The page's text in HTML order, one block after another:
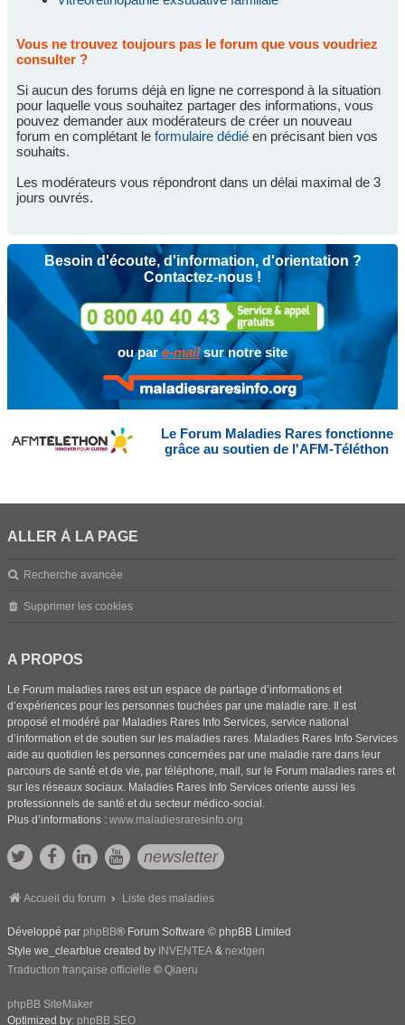
Vous ne trouvez toujours pas le forum que vous voudriez
consulter ?
Si aucun des forums déjà en ligne ne correspond à la situation
pour laquelle vous souhaitez partager des informations, vous
pouvez demander aux modérateurs de créer un nouveau
forum en complétant le formulaire dédié en précisant bien vos
souhaits.
Les modérateurs vous répondront dans un délai maximal de 3
jours ouvrés.
Besoin d'écoute, d'information, d'orientation ?
Contactez-nous !
ou pare-mailsur notre site
Le Forum Maladies Rares fonctionne
grâce au soutien de l'AFM-Téléthon
ALLER À LA PAGE
Recherche avancée
Supprimer les cookies
A PROPOS
Le Forum maladies rares est un espace de partage d’informations et
d’expériences pour les personnes touchées par une maladie rare. Il est
proposé et modéré par Maladies Rares Info Services, service national
d’information et de soutien sur les maladies rares. Maladies Rares Info Services
aide au quotidien les personnes concernées par une maladie rare dans leur
parcours de santé et de vie, par téléphone, mail, sur le Forum maladies rares et
sur les réseaux sociaux. Maladies Rares Info Services oriente aussi les
professionnels de santé et du secteur médico-social.
Plus d’informations : www.maladiesraresinfo.org
newsletter
Accueil du forum Liste des maladies
Développé par phpBB® Forum Software © phpBB Limited
Style we_clearblue created by INVENTEA & nextgen
Traduction française officielle © Qiaeru
phpBB SiteMaker
Optimized by: phpBB SEO